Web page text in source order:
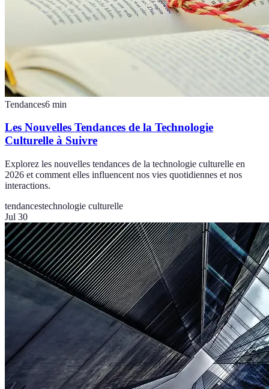
Tendances6 min
Les Nouvelles Tendances de la Technologie
Culturelle à Suivre
Explorez les nouvelles tendances de la technologie culturelle en
2026 et comment elles influencent nos vies quotidiennes et nos
interactions.
tendancestechnologie culturelle
Jul 30